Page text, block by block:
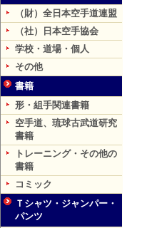
（財）全日本空手道連盟
（社）日本空手協会
学校・道場・個人
その他
書籍
形・組手関連書籍
空手道、琉球古武道研究
書籍
トレーニング・その他の
書籍
コミック
Ｔシャツ・ジャンパー・
パンツ